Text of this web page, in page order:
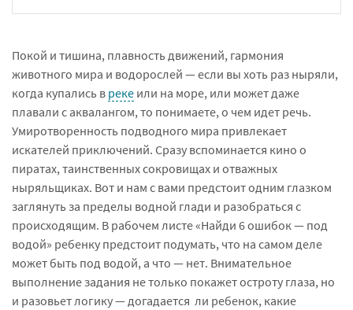
Покой и тишина, плавность движений, гармония
животного мира и водорослей — если вы хоть раз ныряли,
когда купались в реке или на море, или может даже
плавали с аквалангом, то понимаете, о чем идет речь.
Умиротворенность подводного мира привлекает
искателей приключений. Сразу вспоминается кино о
пиратах, таинственных сокровищах и отважных
ныряльщиках. Вот и нам с вами предстоит одним глазком
заглянуть за пределы водной глади и разобраться с
происходящим. В рабочем листе «Найди 6 ошибок — под
водой» ребенку предстоит подумать, что на самом деле
может быть под водой, а что — нет. Внимательное
выполнение задания не только покажет остроту глаза, но
и разовьет логику — догадается ли ребенок, какие